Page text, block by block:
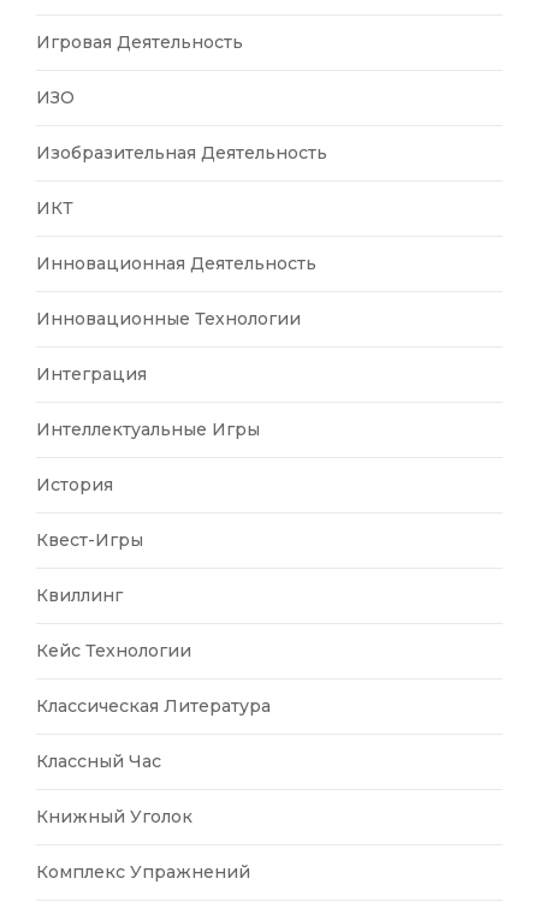
Игровая Деятельность
ИЗО
Изобразительная Деятельность
ИКТ
Инновационная Деятельность
Инновационные Технологии
Интеграция
Интеллектуальные Игры
История
Квест-Игры
Квиллинг
Кейс Технологии
Классическая Литература
Классный Час
Книжный Уголок
Комплекс Упражнений